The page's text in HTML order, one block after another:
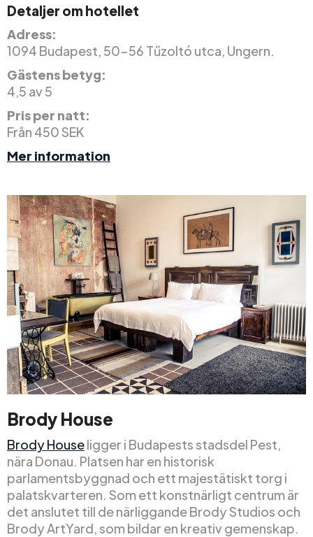
Detaljer om hotellet
Adress:
1094 Budapest, 50-56 Tűzoltó utca, Ungern.
Gästens betyg:
4,5 av 5
Pris per natt:
Från 450 SEK
Mer information
Brody House
Brody Houseligger i Budapests stadsdel Pest,
nära Donau. Platsen har en historisk
parlamentsbyggnad och ett majestätiskt torg i
palatskvarteren. Som ett konstnärligt centrum är
det anslutet till de närliggande Brody Studios och
Brody ArtYard, som bildar en kreativ gemenskap.